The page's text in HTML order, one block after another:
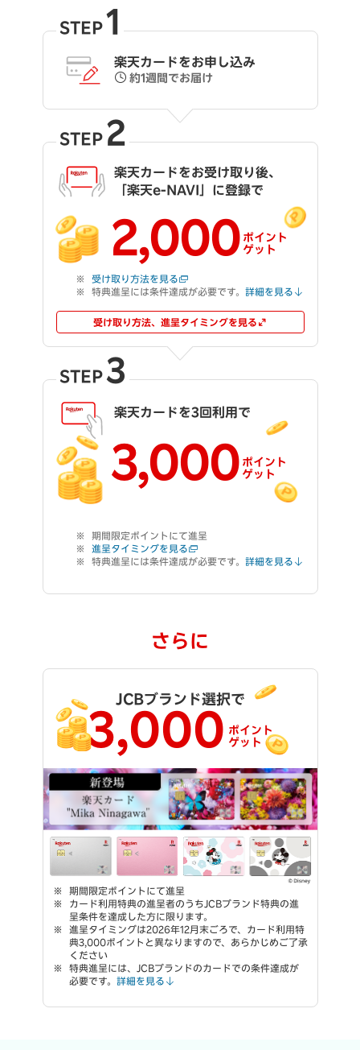
STEP 1
楽天カードをお申し込み
約1週間でお届け
STEP 2
楽天カードをお受け取り後、
「楽天e-NAVI」に登録で
2,000 ポイント
ゲット
受け取り方法を見る
特典進呈には条件達成が必要です。 詳細を見る
受け取り方法、進呈タイミングを見る
STEP 3
楽天カードを3回利用で
3,000 ポイント
ゲット
期間限定ポイントにて進呈
進呈タイミングを見る
特典進呈には条件達成が必要です。 詳細を見る
さらに
JCBブランド選択で
3,000 ポイント
ゲット
期間限定ポイントにて進呈
カード利用特典の進呈者のうちJCBブランド特典の進
呈条件を達成した方に限ります。
進呈タイミングは2026年12月末ごろで、カード利用特
典3,000ポイントと異なりますので、あらかじめご了承
ください
特典進呈には、JCBブランドのカードでの条件達成が
必要です。 詳細を見る